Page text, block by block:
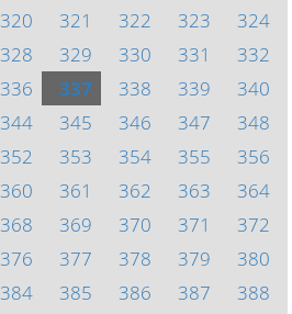
320 321 322 323
324
328 329 330 331
332
336 337 338 339
340
344 345 346 347
348
352 353 354 355
356
360 361 362 363
364
368 369 370 371
372
376 377 378 379
380
384 385 386 387 388